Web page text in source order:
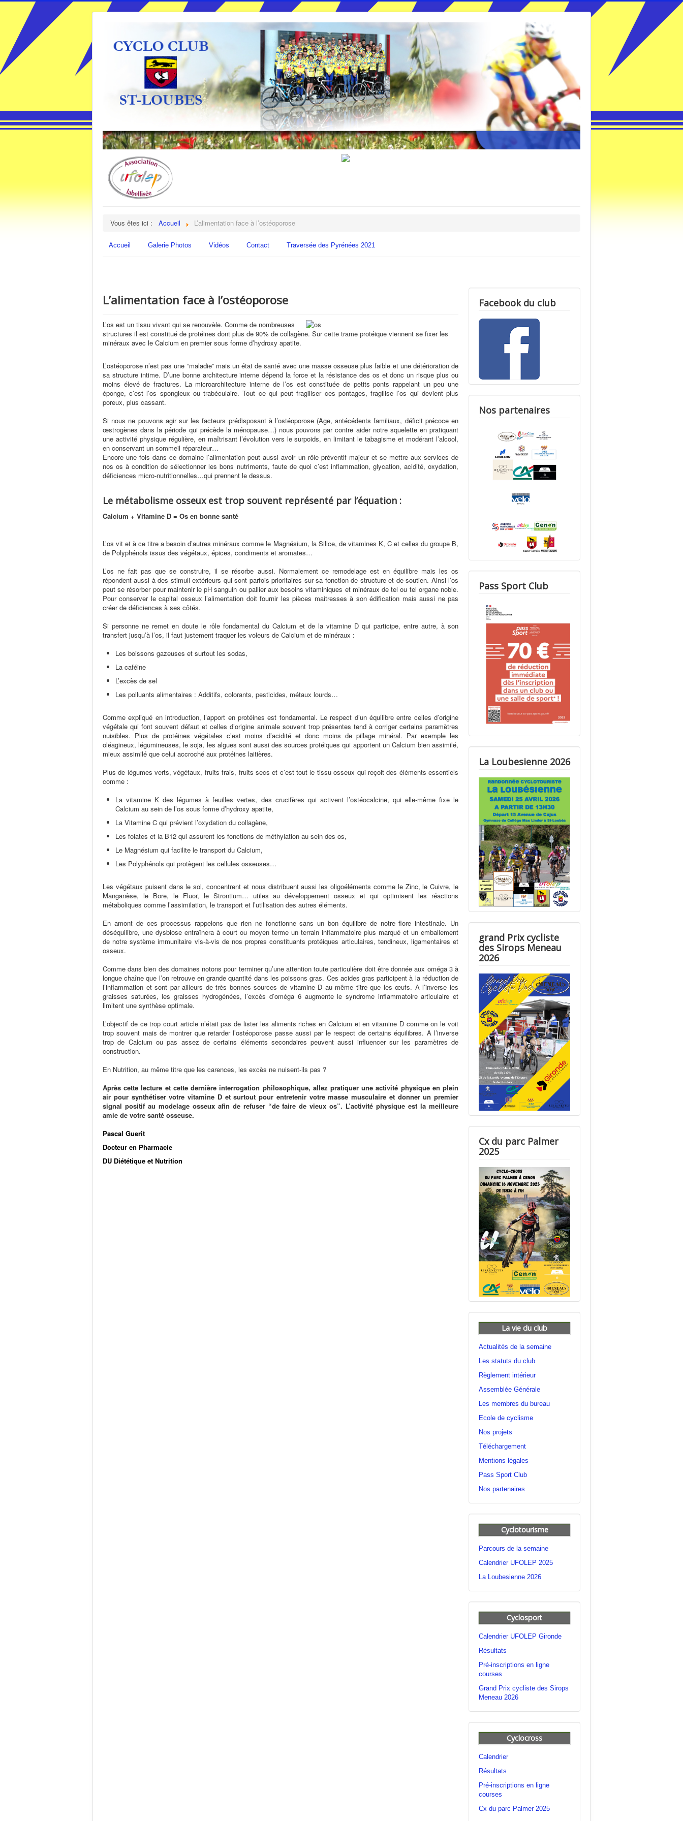
Vous êtes ici : Accueil L’alimentation face à l’ostéoporose
Accueil Galerie Photos Vidéos Contact Traversée des Pyrénées 2021
L’alimentation face à l’ostéoporose
L’os est un tissu vivant qui se renouvèle. Comme de nombreuses
structures il est constitué de protéines dont plus de 90% de collagène. Sur cette trame protéique viennent se fixer les
minéraux avec le Calcium en premier sous forme d’hydroxy apatite.
L’ostéoporose n’est pas une “maladie” mais un état de santé avec une masse osseuse plus faible et une détérioration de
sa structure intime. D’une bonne architecture interne dépend la force et la résistance des os et donc un risque plus ou
moins élevé de fractures. La microarchitecture interne de l’os est constituée de petits ponts rappelant un peu une
éponge, c’est l’os spongieux ou trabéculaire. Tout ce qui peut fragiliser ces pontages, fragilise l’os qui devient plus
poreux, plus cassant.
Si nous ne pouvons agir sur les facteurs prédisposant à l’ostéoporose (Age, antécédents familiaux, déficit précoce en
œstrogènes dans la période qui précède la ménopause…) nous pouvons par contre aider notre squelette en pratiquant
une activité physique régulière, en maîtrisant l’évolution vers le surpoids, en limitant le tabagisme et modérant l’alcool,
en conservant un sommeil réparateur…
Encore une fois dans ce domaine l’alimentation peut aussi avoir un rôle préventif majeur et se mettre aux services de
nos os à condition de sélectionner les bons nutriments, faute de quoi c’est inflammation, glycation, acidité, oxydation,
déficiences micro-nutritionnelles…qui prennent le dessus.
Le métabolisme osseux est trop souvent représenté par l’équation :
Calcium + Vitamine D = Os en bonne santé
L’os vit et à ce titre a besoin d’autres minéraux comme le Magnésium, la Silice, de vitamines K, C et celles du groupe B,
de Polyphénols issus des végétaux, épices, condiments et aromates…
L’os ne fait pas que se construire, il se résorbe aussi. Normalement ce remodelage est en équilibre mais les os
répondent aussi à des stimuli extérieurs qui sont parfois prioritaires sur sa fonction de structure et de soutien. Ainsi l’os
peut se résorber pour maintenir le pH sanguin ou pallier aux besoins vitaminiques et minéraux de tel ou tel organe noble.
Pour conserver le capital osseux l’alimentation doit fournir les pièces maitresses à son édification mais aussi ne pas
créer de déficiences à ses côtés.
Si personne ne remet en doute le rôle fondamental du Calcium et de la vitamine D qui participe, entre autre, à son
transfert jusqu’à l’os, il faut justement traquer les voleurs de Calcium et de minéraux :
Les boissons gazeuses et surtout les sodas,
La caféine
L’excès de sel
Les polluants alimentaires : Additifs, colorants, pesticides, métaux lourds…
Comme expliqué en introduction, l’apport en protéines est fondamental. Le respect d’un équilibre entre celles d’origine
végétale qui font souvent défaut et celles d’origine animale souvent trop présentes tend à corriger certains paramètres
nuisibles. Plus de protéines végétales c’est moins d’acidité et donc moins de pillage minéral. Par exemple les
oléagineux, légumineuses, le soja, les algues sont aussi des sources protéiques qui apportent un Calcium bien assimilé,
mieux assimilé que celui accroché aux protéines laitières.
Plus de légumes verts, végétaux, fruits frais, fruits secs et c’est tout le tissu osseux qui reçoit des éléments essentiels
comme :
La vitamine K des légumes à feuilles vertes, des crucifères qui activent l’ostéocalcine, qui elle-même fixe le
Calcium au sein de l’os sous forme d’hydroxy apatite,
La Vitamine C qui prévient l’oxydation du collagène,
Les folates et la B12 qui assurent les fonctions de méthylation au sein des os,
Le Magnésium qui facilite le transport du Calcium,
Les Polyphénols qui protègent les cellules osseuses…
Les végétaux puisent dans le sol, concentrent et nous distribuent aussi les oligoéléments comme le Zinc, le Cuivre, le
Manganèse, le Bore, le Fluor, le Strontium… utiles au développement osseux et qui optimisent les réactions
métaboliques comme l’assimilation, le transport et l’utilisation des autres éléments.
En amont de ces processus rappelons que rien ne fonctionne sans un bon équilibre de notre flore intestinale. Un
déséquilibre, une dysbiose entraînera à court ou moyen terme un terrain inflammatoire plus marqué et un emballement
de notre système immunitaire vis-à-vis de nos propres constituants protéiques articulaires, tendineux, ligamentaires et
osseux.
Comme dans bien des domaines notons pour terminer qu’une attention toute particulière doit être donnée aux oméga 3 à
longue chaîne que l’on retrouve en grande quantité dans les poissons gras. Ces acides gras participent à la réduction de
l’inflammation et sont par ailleurs de très bonnes sources de vitamine D au même titre que les œufs. A l’inverse les
graisses saturées, les graisses hydrogénées, l’excès d’oméga 6 augmente le syndrome inflammatoire articulaire et
limitent une synthèse optimale.
L’objectif de ce trop court article n’était pas de lister les aliments riches en Calcium et en vitamine D comme on le voit
trop souvent mais de montrer que retarder l’ostéoporose passe aussi par le respect de certains équilibres. A l’inverse
trop de Calcium ou pas assez de certains éléments secondaires peuvent aussi influencer sur les paramètres de
construction.
En Nutrition, au même titre que les carences, les excès ne nuisent-ils pas ?
Après cette lecture et cette dernière interrogation philosophique, allez pratiquer une activité physique en plein
air pour synthétiser votre vitamine D et surtout pour entretenir votre masse musculaire et donner un premier
signal positif au modelage osseux afin de refuser “de faire de vieux os”. L’activité physique est la meilleure
amie de votre santé osseuse.
Pascal Guerit
Docteur en Pharmacie
DU Diététique et Nutrition
Facebook du club
Nos partenaires
Pass Sport Club
La Loubesienne 2026
grand Prix cycliste
des Sirops Meneau
2026
Cx du parc Palmer
2025
La vie du club
Actualités de la semaine
Les statuts du club
Règlement intérieur
Assemblée Générale
Les membres du bureau
Ecole de cyclisme
Nos projets
Téléchargement
Mentions légales
Pass Sport Club
Nos partenaires
Cyclotourisme
Parcours de la semaine
Calendrier UFOLEP 2025
La Loubesienne 2026
Cyclosport
Calendrier UFOLEP Gironde
Résultats
Pré-inscriptions en ligne
courses
Grand Prix cycliste des Sirops
Meneau 2026
Cyclocross
Calendrier
Résultats
Pré-inscriptions en ligne
courses
Cx du parc Palmer 2025